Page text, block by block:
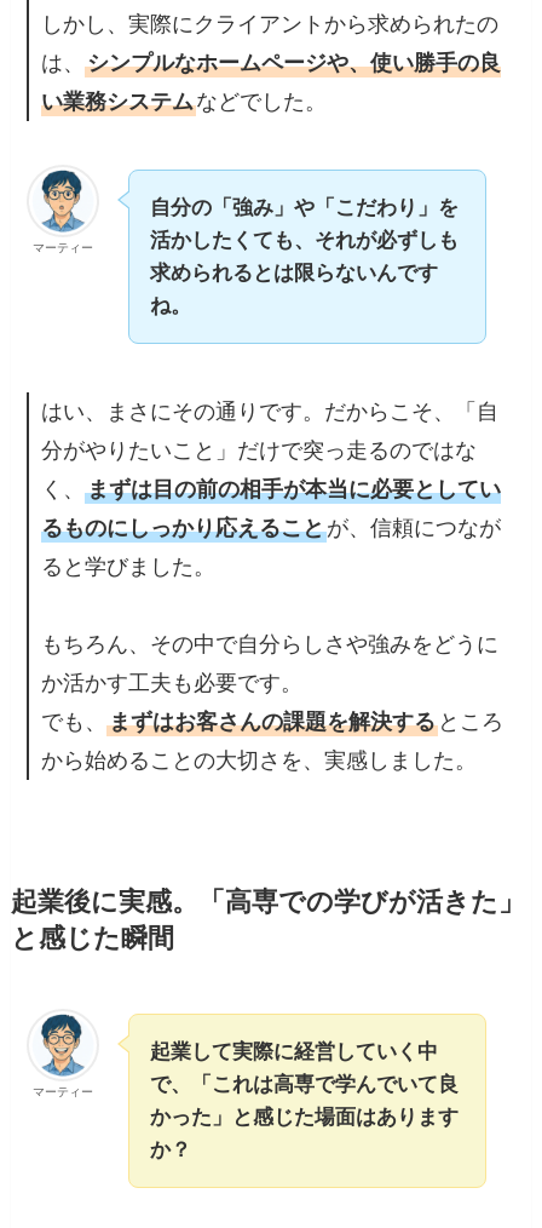
しかし、実際にクライアントから求められたの
は、シンプルなホームページや、使い勝手の良
い業務システムなどでした。
マーティー
自分の「強み」や「こだわり」を
活かしたくても、それが必ずしも
求められるとは限らないんです
ね。
はい、まさにその通りです。だからこそ、「自
分がやりたいこと」だけで突っ走るのではな
く、まずは目の前の相手が本当に必要としてい
るものにしっかり応えることが、信頼につなが
ると学びました。
もちろん、その中で自分らしさや強みをどうに
か活かす工夫も必要です。
でも、まずはお客さんの課題を解決する ところ
から始めることの大切さを、実感しました。
起業後に実感。「高専での学びが活きた」
と感じた瞬間
マーティー
起業して実際に経営していく中
で、「これは高専で学んでいて良
かった」と感じた場面はあります
か？